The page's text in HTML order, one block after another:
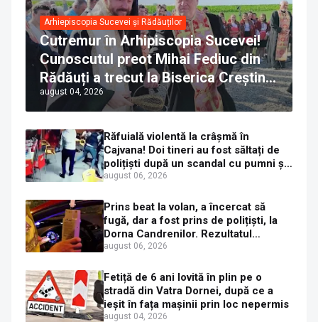
Arhiepiscopia Sucevei și Rădăuților
Cutremur în Arhipiscopia Sucevei!
Cunoscutul preot Mihai Fediuc din
Rădăuți a trecut la Biserica Creștină
Ortodoxă Valahă. ÎPS Calinic anunță
că îi pregătește judecata canonică
august 04, 2026
Răfuială violentă la crâșmă în
Cajvana! Doi tineri au fost săltați de
polițiști după un scandal cu pumni și
mașini distruse
august 06, 2026
Prins beat la volan, a încercat să
fugă, dar a fost prins de polițiști, la
Dorna Candrenilor. Rezultatul
etilotestului: 1,59 mg/l alcool pur în
august 06, 2026
Fetiță de 6 ani lovită în plin pe o
stradă din Vatra Dornei, după ce a
ieșit în fața mașinii prin loc nepermis
august 04, 2026